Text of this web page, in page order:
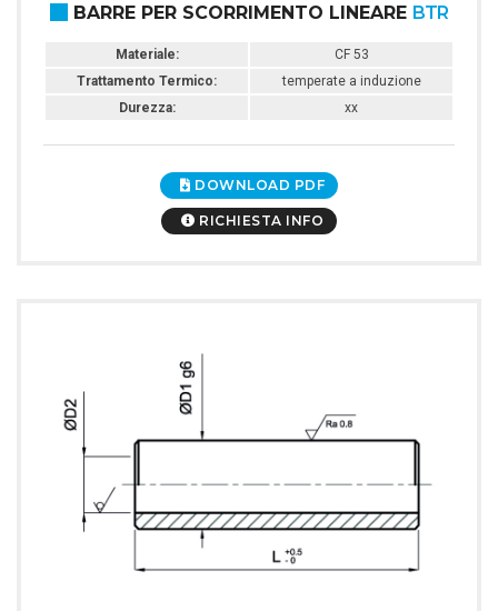
BARRE PER SCORRIMENTO LINEARE BTR
Materiale:
CF 53
Trattamento Termico:
temperate a induzione
Durezza:
xx
DOWNLOAD PDF
RICHIESTA INFO